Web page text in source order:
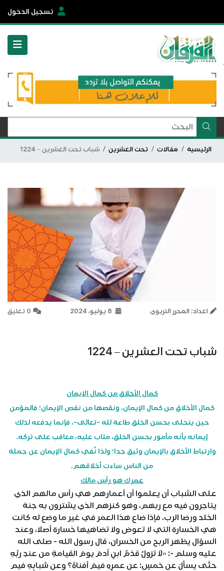
تسجيل الدخول
الرئيسية مقالات تحت العشرين شباب تحت العشرين – 1224
اعداد: المحرر التربوي 0 تعليق
شباب تحت العشرين – 1224
كمال الأخلاق من كمال الإيمان
كمال الأخلاق من كمال الإيمان، ونقصها من نقص الإيمان؛ فالمؤمن
حين يتحلى بحسن الخلق طاعة لله -تعالى-، فإنما يدفعه لذلك
إيمانه بأنه مأمور بحسن الخلق، مثاب عليه، معاقب على تركه.
وارتباط الأخلاق بالإيمان وثيق جدا؛ ولذا نُفي كمال الإيمان عن جملة
من الناس ساءت أخلاقهم.
عمرك هو رأس مالك
على الشباب أن يعلموا أن أعمارهم هي رأس مالهم الذي
يتاجرون فيه مع ربهم، وهو كنزهم الذي يشترون به جنة
الخلد ورضا الرب. فإذا ضاع هذا العمر في غير ما وضع له كانت
هي الخسارة التي لا تعوض ولا تضاهيها خسارة أصلا، وعند
السؤال يظهر الربح من الخسران، قال رسول الله - صلى الله
عليه وسلم -: «لاَ تزولُ قدَمُ ابنِ آدمَ يومَ القيامةِ من عندِ ربِّهِ
حتَّى يسألَ عن خمسٍ: عن عمرِهِ فيمَ أفناهُ؟ وعن شبابِهِ فيم